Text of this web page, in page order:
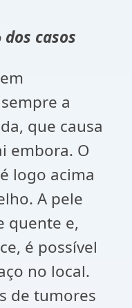
dos casos
a
que causa
embora. O
logo acima
A pele
quente e,
é possível
no local.
de tumores